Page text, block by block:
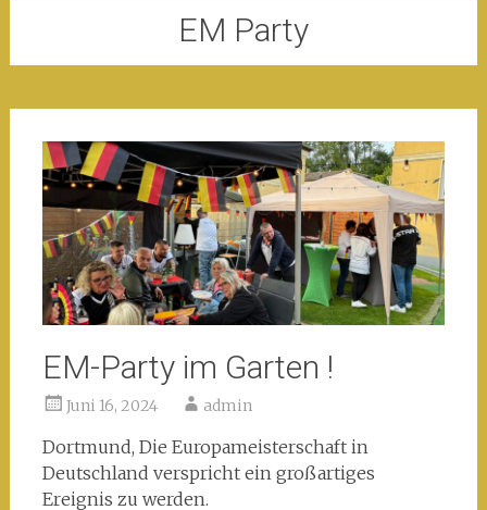
EM Party
EM-Party im Garten !
Juni 16, 2024 admin
Dortmund, Die Europameisterschaft in
Deutschland verspricht ein großartiges
Ereignis zu werden.